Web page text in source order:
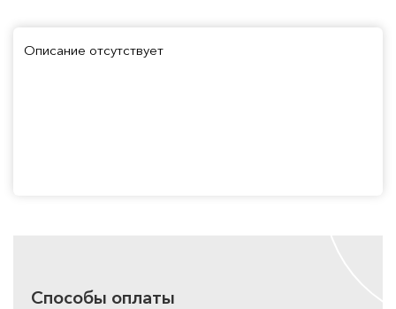
Описание отсутствует
Способы оплаты